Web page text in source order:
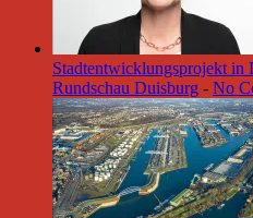
Stadtentwicklungsprojekt in
Rundschau Duisburg - No